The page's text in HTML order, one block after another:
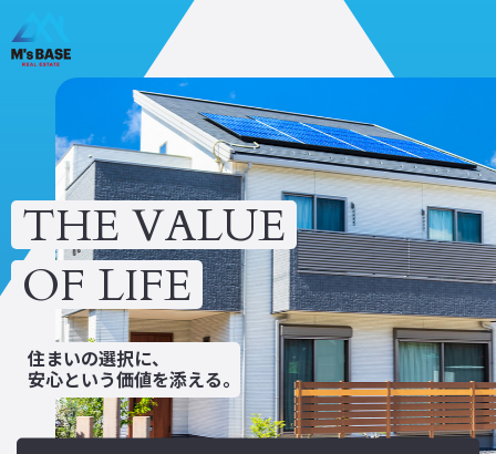
ホーム 私たちについて
不動産売買・買取 不動産コンサル
リフォーム 消防設備点検
飲食事業 物件検索
会社概要 トピックス
新着情報 お問い合わせ
THE VALUE
OF LIFE
住まいの選択に、
​​​​​​​安心という価値を添える。